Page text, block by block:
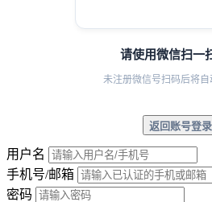
请使用微信扫一
未注册微信号扫码后将自
返回账号登录
用户名
手机号/邮箱
密码